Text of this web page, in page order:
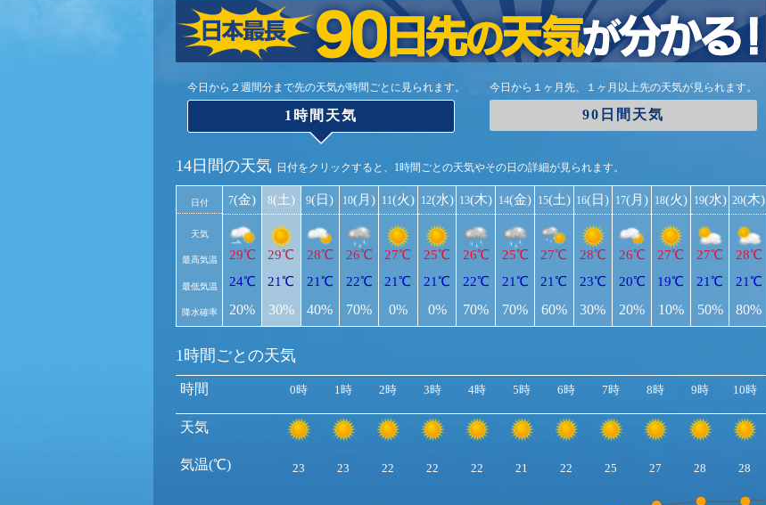
今日から２週間分まで先の天気が時間ごとに見られます。
1時間天気
今日から１ヶ月先、１ヶ月以上先の天気が見られます。
90日間天気
14日間の天気 日付をクリックすると、1時間ごとの天気やその日の詳細が見られます。
日付
天気
最高気温
最低気温
降水確率
7(金)
29℃
24℃
20%
8(土)
29℃
21℃
30%
9(日)
28℃
21℃
40%
10(月)
26℃
22℃
70%
11(火)
27℃
21℃
0%
12(水)
25℃
21℃
0%
13(木)
26℃
22℃
70%
14(金)
25℃
21℃
70%
15(土)
27℃
21℃
60%
16(日)
28℃
23℃
30%
17(月)
26℃
20℃
20%
18(火)
27℃
19℃
10%
19(水)
27℃
21℃
50%
20(木)
28℃
21℃
80%
1時間ごとの天気
時間
天気
気温(℃)
0時 1時 2時 3時 4時 5時 6時 7時 8時 9時 10時
23 23 22 22 22 21 22 25 27 28 28